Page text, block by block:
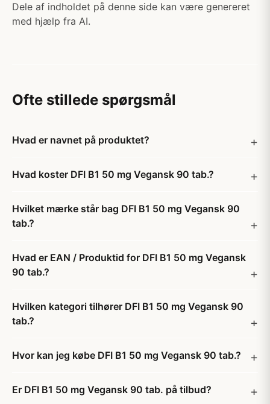
Dele af indholdet på denne side kan være genereret
med hjælp fra AI.
Ofte stillede spørgsmål
Hvad er navnet på produktet?
Hvad koster DFI B1 50 mg Vegansk 90 tab.?
Hvilket mærke står bag DFI B1 50 mg Vegansk 90
tab.?
Hvad er EAN / Produktid for DFI B1 50 mg Vegansk
90 tab.?
Hvilken kategori tilhører DFI B1 50 mg Vegansk 90
tab.?
Hvor kan jeg købe DFI B1 50 mg Vegansk 90 tab.?
Er DFI B1 50 mg Vegansk 90 tab. på tilbud?